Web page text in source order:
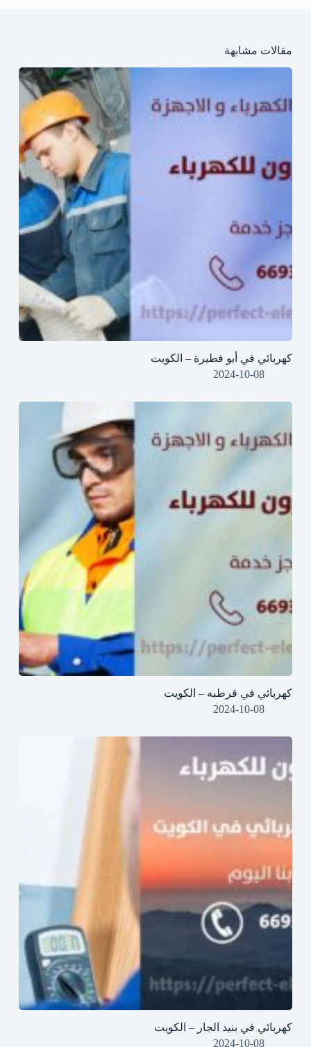
مقالات مشابهة
كهربائي في أبو فطيرة – الكويت
2024-10-08
كهربائي في قرطبه – الكويت
2024-10-08
كهربائي في بنيد الجار – الكويت
2024-10-08